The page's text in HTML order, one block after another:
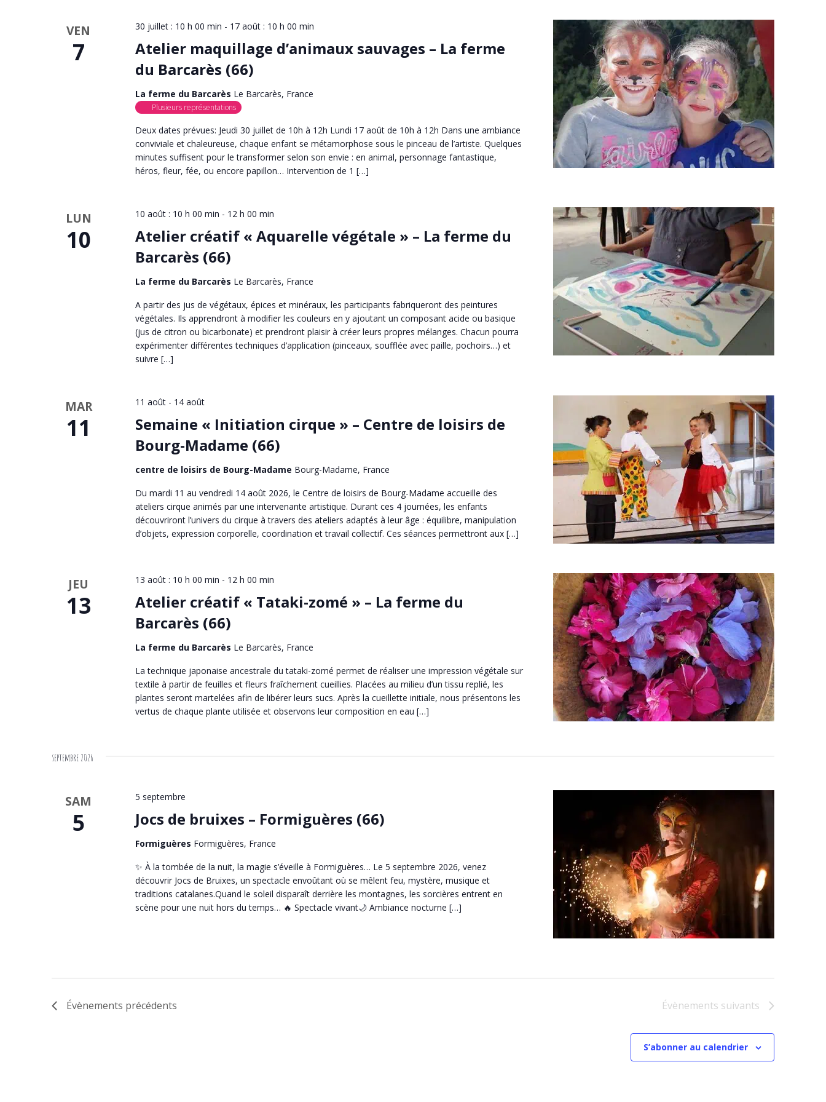
VEN
7
Atelier maquillage d’animaux sauvages – La ferme
du Barcarès (66)
30 juillet : 10 h 00 min - 17 août : 10 h 00 min
La ferme du Barcarès Le Barcarès, France
Plusieurs représentations
Deux dates prévues: Jeudi 30 juillet de 10h à 12h Lundi 17 août de 10h à 12h Dans une ambiance
conviviale et chaleureuse, chaque enfant se métamorphose sous le pinceau de l’artiste. Quelques
minutes suffisent pour le transformer selon son envie : en animal, personnage fantastique,
héros, fleur, fée, ou encore papillon… Intervention de 1 […]
LUN
10
Atelier créatif « Aquarelle végétale » – La ferme du
Barcarès (66)
10 août : 10 h 00 min - 12 h 00 min
La ferme du Barcarès Le Barcarès, France
A partir des jus de végétaux, épices et minéraux, les participants fabriqueront des peintures
végétales. Ils apprendront à modifier les couleurs en y ajoutant un composant acide ou basique
(jus de citron ou bicarbonate) et prendront plaisir à créer leurs propres mélanges. Chacun pourra
expérimenter différentes techniques d’application (pinceaux, soufflée avec paille, pochoirs…) et
suivre […]
MAR
11
Semaine « Initiation cirque » – Centre de loisirs de
Bourg-Madame (66)
11 août- 14 août
centre de loisirs de Bourg-Madame Bourg-Madame, France
Du mardi 11 au vendredi 14 août 2026, le Centre de loisirs de Bourg-Madame accueille des
ateliers cirque animés par une intervenante artistique. Durant ces 4 journées, les enfants
découvriront l’univers du cirque à travers des ateliers adaptés à leur âge : équilibre, manipulation
d’objets, expression corporelle, coordination et travail collectif. Ces séances permettront aux […]
JEU
13
Atelier créatif « Tataki-zomé » – La ferme du
Barcarès (66)
13 août : 10 h 00 min - 12 h 00 min
La ferme du Barcarès Le Barcarès, France
La technique japonaise ancestrale du tataki-zomé permet de réaliser une impression végétale sur
textile à partir de feuilles et fleurs fraîchement cueillies. Placées au milieu d’un tissu replié, les
plantes seront martelées afin de libérer leurs sucs. Après la cueillette initiale, nous présentons les
vertus de chaque plante utilisée et observons leur composition en eau […]
septembre 2026
SAM
5 Jocs de bruixes – Formiguères (66)
5 septembre
Formiguères Formiguères, France
✨ À la tombée de la nuit, la magie s’éveille à Formiguères… Le 5 septembre 2026, venez
découvrir Jocs de Bruixes, un spectacle envoûtant où se mêlent feu, mystère, musique et
traditions catalanes.Quand le soleil disparaît derrière les montagnes, les sorcières entrent en
scène pour une nuit hors du temps… 🔥 Spectacle vivant🌙 Ambiance nocturne […]
Évènements précédents Évènements suivants
S’abonner au calendrier